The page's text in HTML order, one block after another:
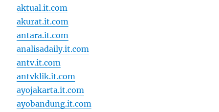
aktual.it.com
akurat.it.com
antara.it.com
analisadaily.it.com
antv.it.com
antvklik.it.com
ayojakarta.it.com
ayobandung.it.com